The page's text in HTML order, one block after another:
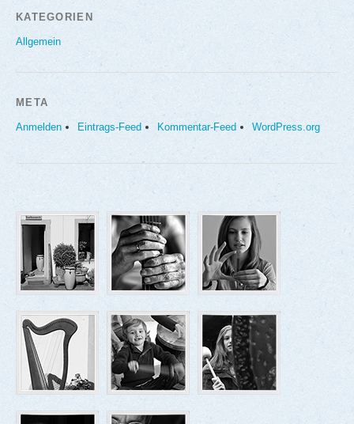
KATEGORIEN
Allgemein
META
Anmelden Eintrags-Feed Kommentar-Feed WordPress.org